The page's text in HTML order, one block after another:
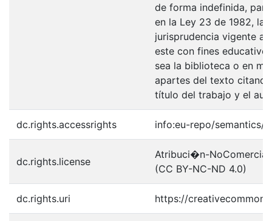
de forma indefinida,
en la Ley 23 de 1982, la
jurisprudencia vigente
este con fines
sea la biblioteca o en
apartes del texto
título del trabajo y el
dc.rights.accessrights info:eu-repo/semantics/
dc.rights.license
Atribuci�n-
(CC BY-NC-ND 4.0)
dc.rights.uri https://